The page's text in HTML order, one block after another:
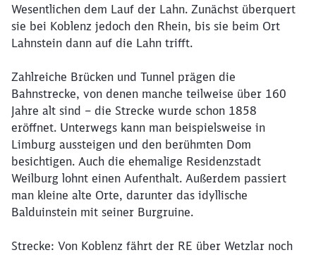
Wesentlichen dem Lauf der Lahn. Zunächst überquert
sie bei Koblenz jedoch den Rhein, bis sie beim Ort
Lahnstein dann auf die Lahn trifft.
Zahlreiche Brücken und Tunnel prägen die
Bahnstrecke, von denen manche teilweise über 160
Jahre alt sind – die Strecke wurde schon 1858
eröffnet. Unterwegs kann man beispielsweise in
Limburg aussteigen und den berühmten Dom
besichtigen. Auch die ehemalige Residenzstadt
Weilburg lohnt einen Aufenthalt. Außerdem passiert
man kleine alte Orte, darunter das idyllische
Balduinstein mit seiner Burgruine.
Strecke: Von Koblenz fährt der RE über Wetzlar noch